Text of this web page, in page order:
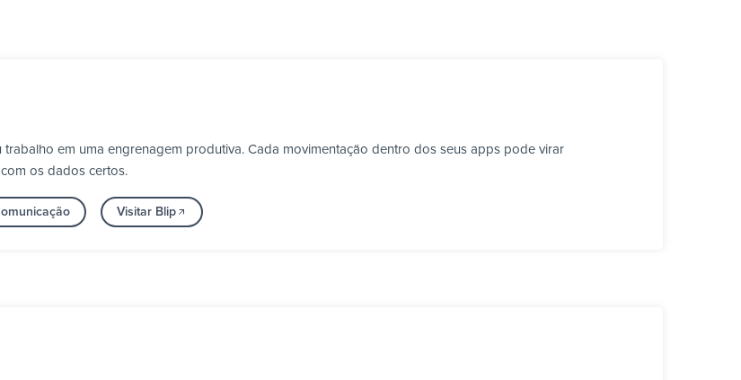
trabalho em uma engrenagem produtiva. Cada movimentação dentro dos seus apps pode virar
os dados certos.
Visitar Blip